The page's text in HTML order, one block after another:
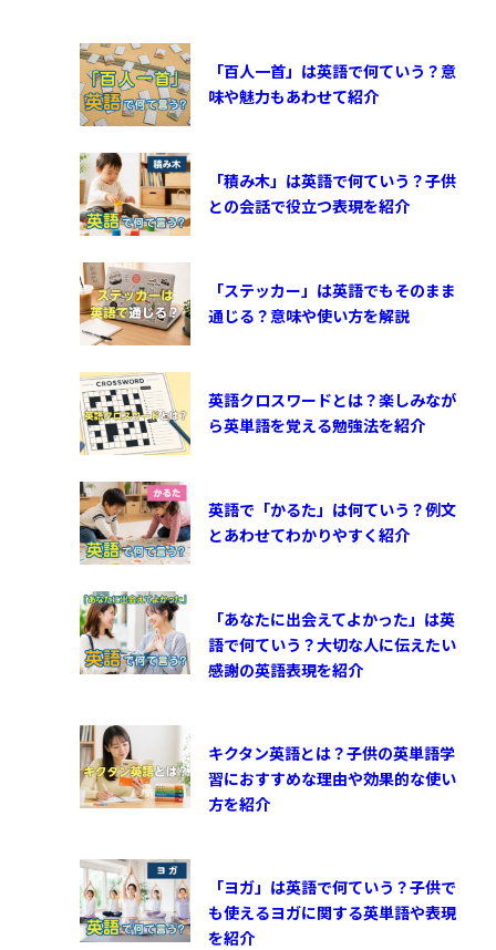
「百人一首」は英語で何ていう？意
味や魅力もあわせて紹介
「積み木」は英語で何ていう？子供
との会話で役立つ表現を紹介
「ステッカー」は英語でもそのまま
通じる？意味や使い方を解説
英語クロスワードとは？楽しみなが
ら英単語を覚える勉強法を紹介
英語で「かるた」は何ていう？例文
とあわせてわかりやすく紹介
「あなたに出会えてよかった」は英
語で何ていう？大切な人に伝えたい
感謝の英語表現を紹介
キクタン英語とは？子供の英単語学
習におすすめな理由や効果的な使い
方を紹介
「ヨガ」は英語で何ていう？子供で
も使えるヨガに関する英単語や表現
を紹介